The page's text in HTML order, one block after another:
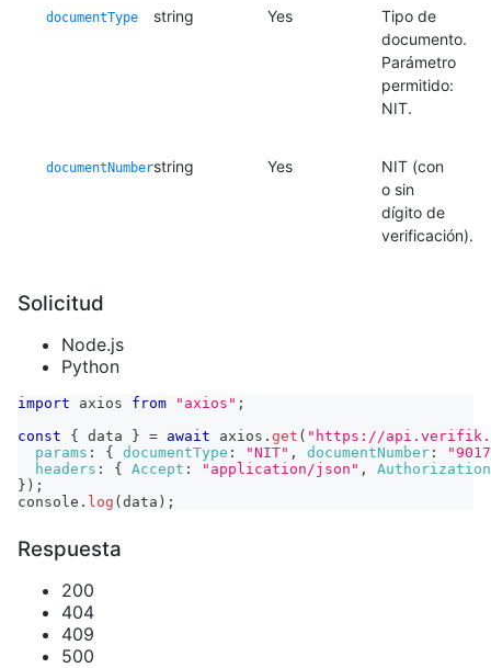
documentType string Yes
Tipo de
documento.
Parámetro
permitido:
NIT.
documentNumberstring Yes
NIT (con
o sin
dígito de
verificación).
Solicitud
Node.js
Python
import axios from "axios" ;
const
{ data } = await axios . get ( "https://
params : { documentType : "NIT" , documentNumber :
headers : { Accept : "application/json" ,
Authorization
} ) ;
console . log ( data ) ;
Respuesta
200
404
409
500